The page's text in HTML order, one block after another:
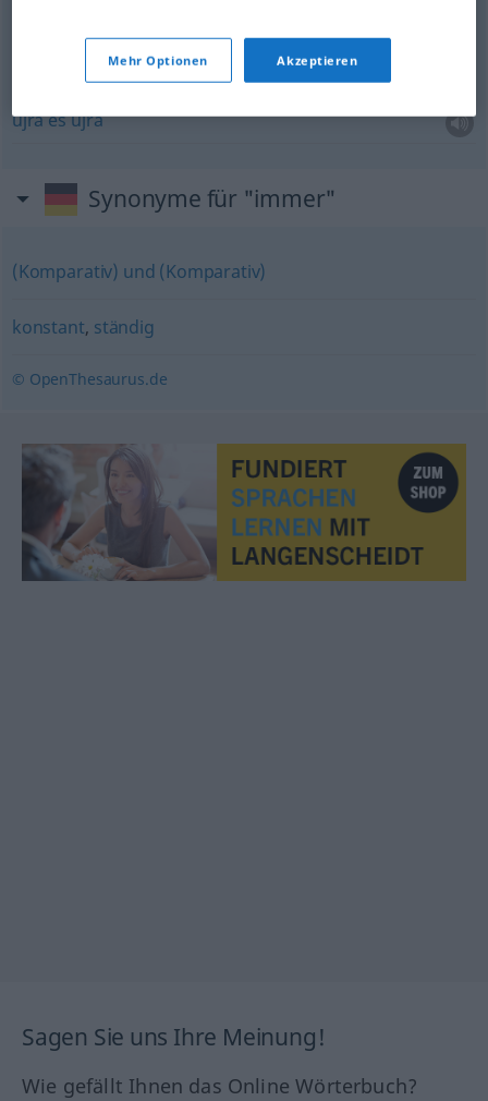
újraésújra
Synonyme für "immer"
(Komparativ) und (Komparativ)
konstant, ständig
© OpenThesaurus.de
Sagen Sie uns Ihre Meinung!
Wie gefällt Ihnen das Online Wörterbuch?
Mehr Optionen Akzeptieren